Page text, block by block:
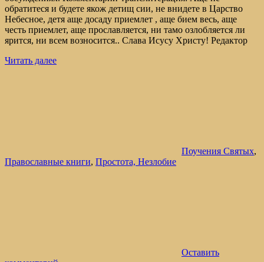
обратитеся и будете якож детищ сии, не внидете в Царство
Небесное, детя аще досаду приемлет , аще бием весь, аще
честь приемлет, аще прославляется, ни тамо озлобляется ли
ярится, ни всем возносится.. Слава Исусу Христу! Редактор
Читать далее
Поучения Святых,
Православные книги, Простота, Незлобие
Оставить